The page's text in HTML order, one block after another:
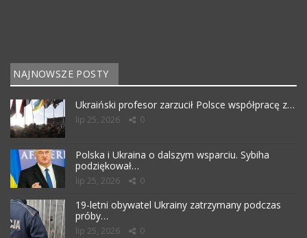
NAJNOWSZE POSTY
Ukraiński profesor zarzucił Polsce współpracę z…
lip 25, 2026 0
Polska i Ukraina o dalszym wsparciu. Sybiha
podziękował…
lip 25, 2026 0
19-letni obywatel Ukrainy zatrzymany podczas
próby…
lip 25, 2026 0